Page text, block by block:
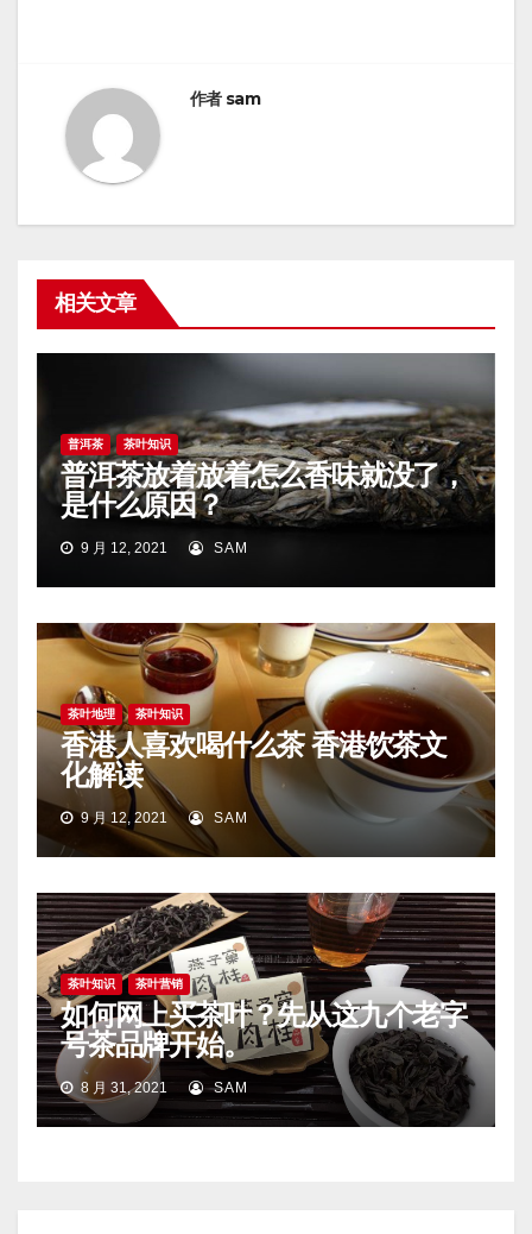
作者 sam
相关文章
普洱茶 茶叶知识
普洱茶放着放着怎么香味就没了，
是什么原因？
9 月 12, 2021 SAM
茶叶地理 茶叶知识
香港人喜欢喝什么茶 香港饮茶文
化解读
9 月 12, 2021 SAM
茶叶知识 茶叶营销
如何网上买茶叶？先从这九个老字
号茶品牌开始。
8 月 31, 2021 SAM